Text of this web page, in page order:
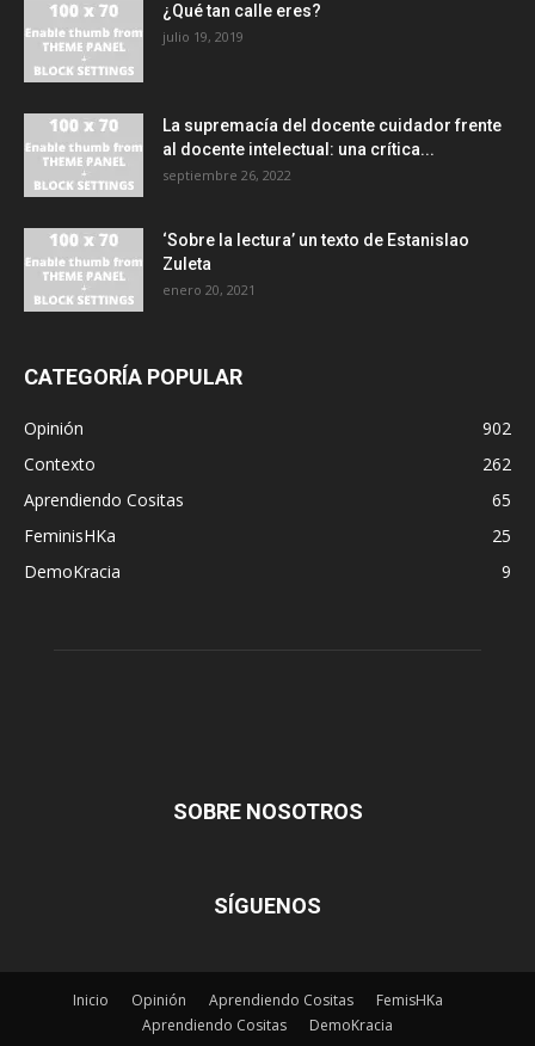
¿Qué tan calle eres?
julio 19, 2019
La supremacía del docente cuidador frente
al docente intelectual: una crítica...
septiembre 26, 2022
‘Sobre la lectura’ un texto de Estanislao
Zuleta
enero 20, 2021
CATEGORÍA POPULAR
Opinión
902
Contexto
262
Aprendiendo Cositas
65
FeminisHKa
25
DemoKracia
9
SOBRE NOSOTROS
SÍGUENOS
Inicio Opinión Aprendiendo Cositas
FemisHKa
Aprendiendo Cositas
DemoKracia